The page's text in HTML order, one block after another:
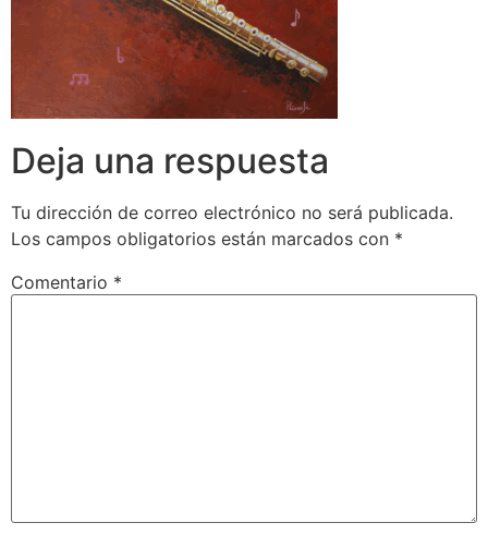
Deja una respuesta
Tu dirección de correo electrónico no será publicada.
Los campos obligatorios están marcados con *
Comentario *